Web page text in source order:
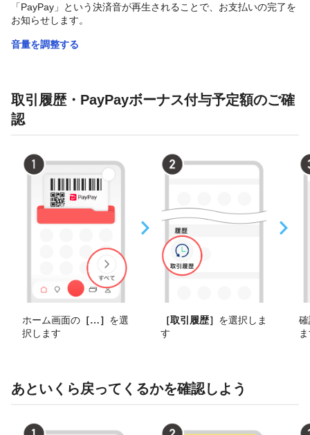
「PayPay」という決済音が再生されることで、お支払いの完了を
お知らせします。
音量を調整する
取引履歴・PayPayボーナス付与予定額のご確
認
ホーム画面の ［その他
］ を選
択します
［取引履歴］ を選択しま
す
あといくら戻ってくるかを確認しよう